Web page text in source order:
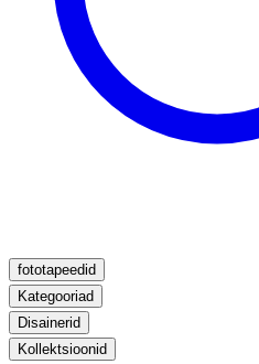
fototapeedid
Kategooriad
Disainerid
Kollektsioonid